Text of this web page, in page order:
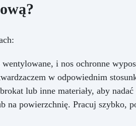
i nos ochronne
w odpowiednim
lub inne materiały, aby
powierzchnię. Pracuj szybko,